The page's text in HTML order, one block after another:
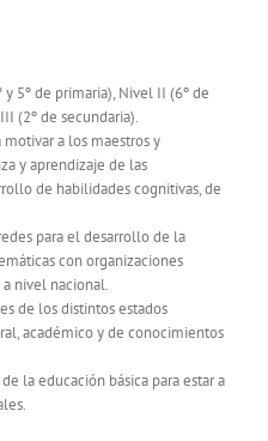
5º de primaria), Nivel II (6º de
(2º de secundaria).
a los maestros y
y aprendizaje de las
de habilidades cognitivas, de
para el desarrollo de la
con organizaciones
nivel nacional.
de los distintos estados
académico y de conocimientos
la educación básica para estar a